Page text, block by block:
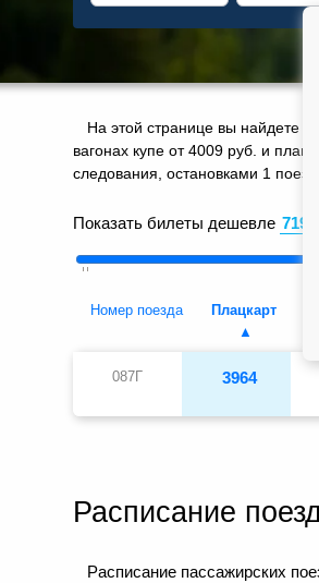
На этой странице вы найдете
вагонах купе от 4009 руб. и
следования, остановками 1
Показать билеты дешевле
Номер поезда Плацкарт
087Г 3964
Расписание
Расписание пассажирских